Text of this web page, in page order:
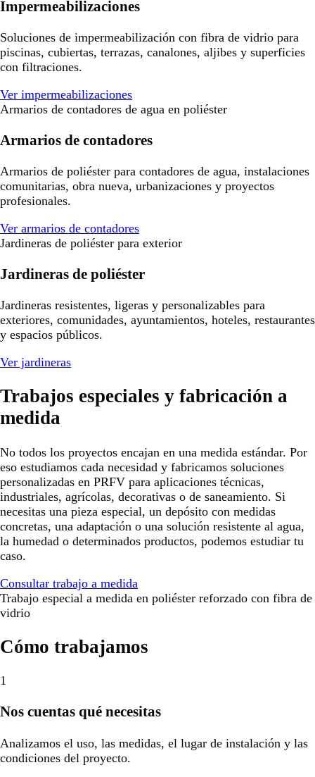
Impermeabilizaciones
Soluciones de impermeabilización con fibra de vidrio para
piscinas, cubiertas, terrazas, canalones, aljibes y superficies
con filtraciones.
Ver impermeabilizaciones
Armarios de contadores de agua en poliéster
Armarios de contadores
Armarios de poliéster para contadores de agua, instalaciones
comunitarias, obra nueva, urbanizaciones y proyectos
profesionales.
Ver armarios de contadores
Jardineras de poliéster para exterior
Jardineras de poliéster
Jardineras resistentes, ligeras y personalizables para
exteriores, comunidades, ayuntamientos, hoteles, restaurantes
y espacios públicos.
Ver jardineras
Trabajos especiales y fabricación a
medida
No todos los proyectos encajan en una medida estándar. Por
eso estudiamos cada necesidad y fabricamos soluciones
personalizadas en PRFV para aplicaciones técnicas,
industriales, agrícolas, decorativas o de saneamiento. Si
necesitas una pieza especial, un depósito con medidas
concretas, una adaptación o una solución resistente al agua,
la humedad o determinados productos, podemos estudiar tu
caso.
Consultar trabajo a medida
Trabajo especial a medida en poliéster reforzado con fibra de
vidrio
Cómo trabajamos
1
Nos cuentas qué necesitas
Analizamos el uso, las medidas, el lugar de instalación y las
condiciones del proyecto.